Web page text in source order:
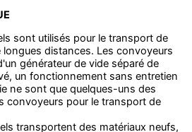
sont utilisés pour le transport de
distances. Les convoyeurs
générateur de vide séparé de
un fonctionnement sans entretien
ne sont que quelques-uns des
convoyeurs pour le transport de
transportent des matériaux neufs,